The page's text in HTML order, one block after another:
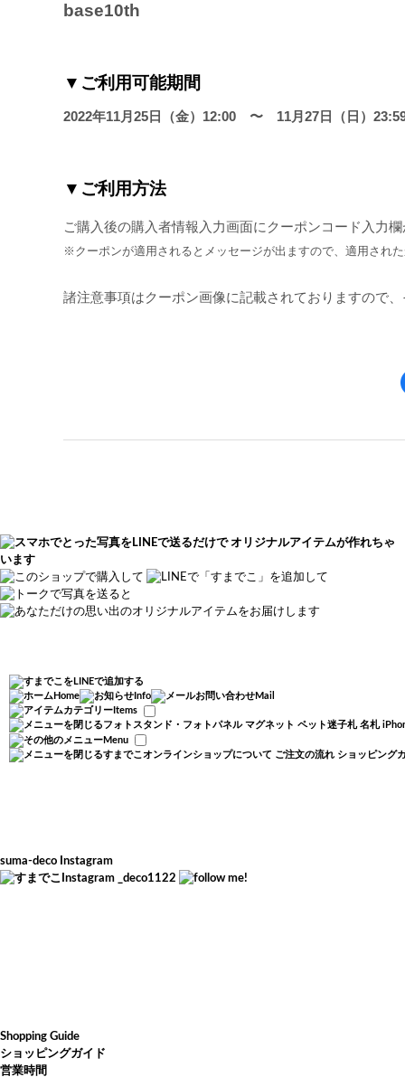
base10th
▼ご利用可能期間
2022年11月25日（金）12:00　〜　11月27日（日）
▼ご利用方法
ご購入後の購入者情報入力画面にクーポンコード入力
※クーポンが適用されるとメッセージが出ますので、適用され
諸注意事項はクーポン画像に記載されておりますので
Home Info
Mail
Items
フォトスタンド・フォトパネルマグネット ペット迷子札名札
Menu
すまでこオンラインショップについて ご注文の流れ ショッピング
suma-deco Instagram
_deco1122
Shopping Guide
ショッピングガイド
営業時間